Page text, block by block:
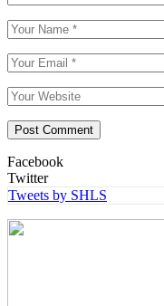
Facebook
Twitter
Tweets by SHLS